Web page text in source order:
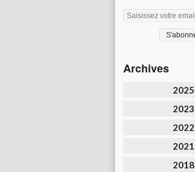
Archives
2025
2023
2022
2021
2018